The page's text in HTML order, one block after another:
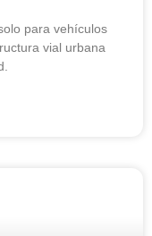
para vehículos
vial urbana